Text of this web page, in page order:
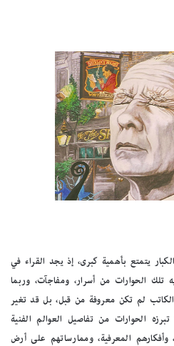
يتمتع بأهمية كبرى، إذ يجد القراء في
تلك الحوارات من أسرار، ومفاجآت، وربما
لم تكن معروفة من قبل، بل قد تغير
الحوارات من تفاصيل العوالم الفنية
وأفكارهم المعرفية، وممارساتهم على أرض